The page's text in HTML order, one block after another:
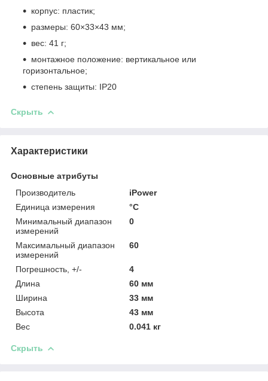
корпус: пластик;
размеры: 60×33×43 мм;
вес: 41 г;
монтажное положение: вертикальное или
горизонтальное;
степень защиты: IP20
Скрыть
Характеристики
Основные атрибуты
Производитель
iPower
Единица измерения
°С
Минимальный диапазон
измерений
0
Максимальный диапазон
измерений
60
Погрешность, +/-
4
Длина
60 мм
Ширина
33 мм
Высота
43 мм
Вес
0.041 кг
Скрыть